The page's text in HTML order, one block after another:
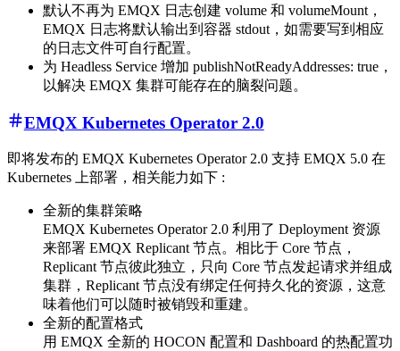
默认不再为 EMQX 日志创建 volume 和 volumeMount，
EMQX 日志将默认输出到容器 stdout，如需要写到相应
的日志文件可自行配置。
为 Headless Service 增加 publishNotReadyAddresses: true，
以解决 EMQX 集群可能存在的脑裂问题。
EMQX Kubernetes Operator 2.0
即将发布的 EMQX Kubernetes Operator 2.0 支持 EMQX 5.0 在
Kubernetes 上部署，相关能力如下 :
全新的集群策略
EMQX Kubernetes Operator 2.0 利用了 Deployment 资源
来部署 EMQX Replicant 节点。相比于 Core 节点，
Replicant 节点彼此独立，只向 Core 节点发起请求并组成
集群，Replicant 节点没有绑定任何持久化的资源，这意
味着他们可以随时被销毁和重建。
全新的配置格式
用 EMQX 全新的 HOCON 配置和 Dashboard 的热配置功